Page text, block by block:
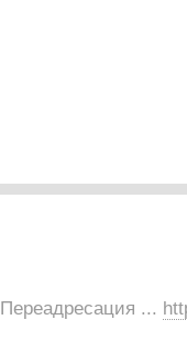
Переадресация ...